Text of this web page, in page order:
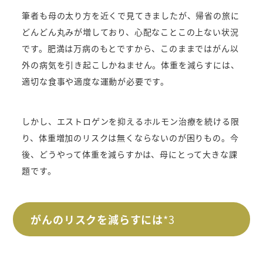
筆者も母の太り方を近くで見てきましたが、帰省の旅に
どんどん丸みが増しており、心配なことこの上ない状況
です。 肥満は万病のもとですから、このままではがん以
外の病気を引き起こしかねません。体重を減らすには、
適切な食事や適度な運動が必要です。
しかし、エストロゲンを抑えるホルモン治療を続ける限
り、体重増加のリスクは無くならないのが困りもの。 今
後、どうやって体重を減らすかは、母にとって大きな課
題です。
がんのリスクを減らすには*3